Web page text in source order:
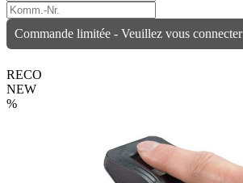
Commande limitée - Veuillez vous connecter
RECO
NEW
%